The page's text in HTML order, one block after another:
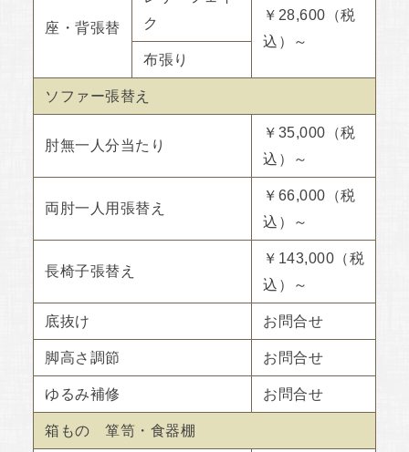
座・背張替
ク
￥28,600（税
込）～
布張り
ソファー張替え
肘無一人分当たり
￥35,000（税
込）～
両肘一人用張替え
￥66,000（税
込）～
長椅子張替え
￥143,000（税
込）～
底抜け お問合せ
脚高さ調節 お問合せ
ゆるみ補修 お問合せ
箱もの 箪笥・食器棚